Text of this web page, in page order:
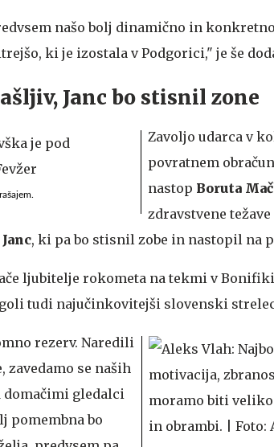
našo bolj dinamično in
ki je izostala v Podgorici," je še
Janc bo stisnil zone
Zavoljo udarca v
povratnem
nastop Boruta
zdravstvene
, ki pa bo stisnil zobe in nastopil na
ljubitelje rokometa na tekmi v
tudi najučinkovitejši slovenski
rezerv. Naredili
zavedamo se naših
gledalci
pomembna bo